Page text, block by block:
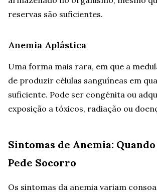
reservas são suficientes.
Anemia Aplástica
Uma forma mais rara, em que a
de produzir células sanguíneas em
suficiente. Pode ser congénita ou
exposição a tóxicos, radiação ou
Sintomas de Anemia:
Pede Socorro
Os sintomas da anemia variam